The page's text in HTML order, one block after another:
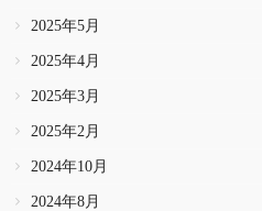
2025年5月
2025年4月
2025年3月
2025年2月
2024年10月
2024年8月